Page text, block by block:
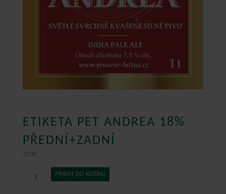
ETIKETA PET ANDREA 18%
PŘEDNÍ+ZADNÍ
20 Kč
PŘIDAT DO KOŠÍKU